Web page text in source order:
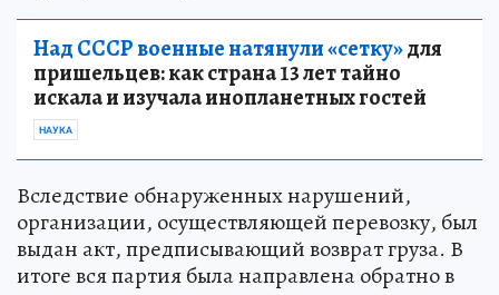
Над СССР военные натянули «сетку»для
пришельцев: как страна 13 лет тайно
искала и изучала инопланетных гостей
НАУКА
Вследствие обнаруженных нарушений,
организации, осуществляющей перевозку, был
выдан акт, предписывающий возврат груза. В
итоге вся партия была направлена обратно в